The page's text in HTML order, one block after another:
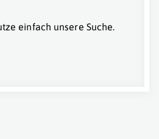
einfach unsere Suche.